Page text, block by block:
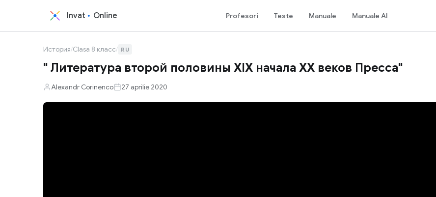
Invat Online Profesori Teste Manuale Manuale AI
История/Clasa 8 класс/ RU
" Литература второй половины XIX начала XX веков Пресса"
Alexandr Corinenco 27 aprilie 2020